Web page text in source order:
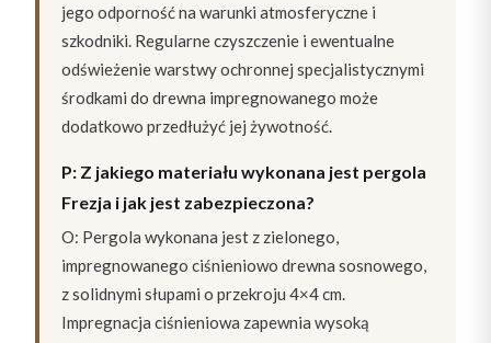
jego odporność na warunki atmosferyczne i
szkodniki. Regularne czyszczenie i ewentualne
odświeżenie warstwy ochronnej specjalistycznymi
środkami do drewna impregnowanego może
dodatkowo przedłużyć jej żywotność.
P: Z jakiego materiału wykonana jest pergola
Frezja i jak jest zabezpieczona?
O: Pergola wykonana jest z zielonego,
impregnowanego ciśnieniowo drewna sosnowego,
z solidnymi słupami o przekroju 4×4 cm.
Impregnacja ciśnieniowa zapewnia wysoką